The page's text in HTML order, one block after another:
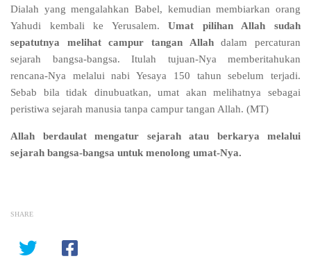
Dialah yang mengalahkan Babel, kemudian membiarkan orang
Yahudi kembali ke Yerusalem.Umat pilihan Allah sudah
sepatutnya melihat campur tangan Allahdalam percaturan
sejarah bangsa-bangsa. Itulah tujuan-Nya memberitahukan
rencana-Nya melalui nabi Yesaya 150 tahun sebelum terjadi.
Sebab bila tidak dinubuatkan, umat akan melihatnya sebagai
peristiwa sejarah manusia tanpa campur tangan Allah. (MT)
Allah berdaulat mengatur sejarah atau berkarya melalui
sejarah bangsa-bangsa untuk menolong umat-Nya.
SHARE